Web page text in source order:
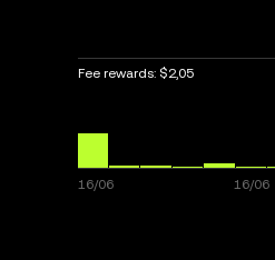
Fee rewards: $2,05